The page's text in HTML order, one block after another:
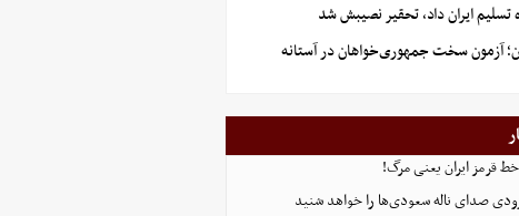
ایران داد، تحقیر نصیبش شد
آزمون سخت جمهوری‌خواهان در آستانه
قرمز ایران یعنی مرگ!
صدای ناله سعودی‌ها را خواهد شنید